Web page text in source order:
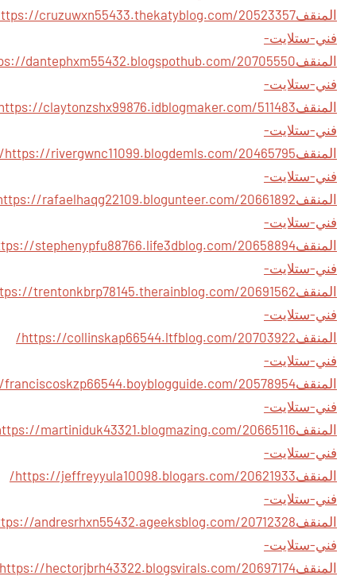
المنقف
فني-ستلايت-
المنقف
فني-ستلايت-
المنقف
فني-ستلايت-
المنقف
https://rivergwnc11099.blogdemls.com/20465795/
فني-ستلايت-
المنقف
فني-ستلايت-
المنقف
فني-ستلايت-
المنقف
فني-ستلايت-
المنقف
https://collinskap66544.ltfblog.com/20703922/
فني-ستلايت-
المنقف
فني-ستلايت-
المنقف
فني-ستلايت-
المنقف
https://jeffreyyula10098.blogars.com/20621933/
فني-ستلايت-
المنقف
فني-ستلايت-
المنقف